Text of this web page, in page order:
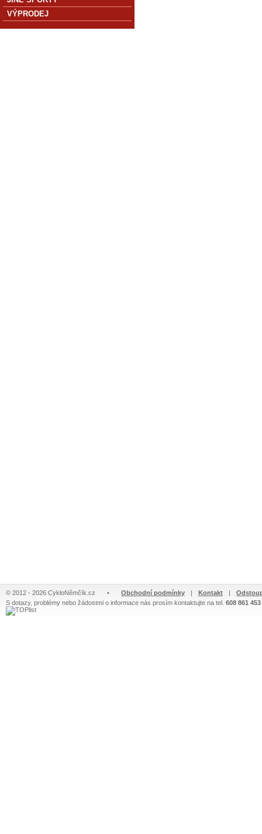
VÝPRODEJ
© 2012 - 2026 CykloNěmčík.cz • Obchodní podmínky | Kontakt |
S dotazy, problémy nebo žádostmi o informace nás prosím kontaktujte na tel. 608 861 453